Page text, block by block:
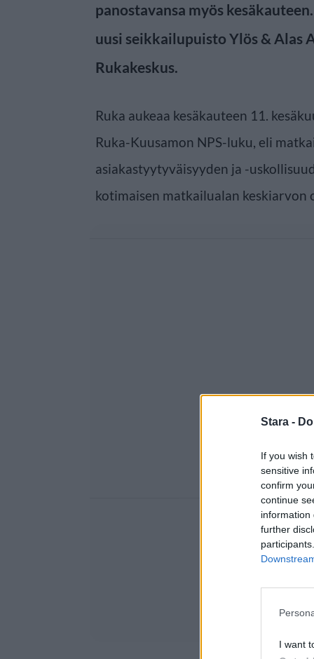
Stara -
If you wish
sensitive
confirm
continue
information
further
I want
panostavansa myös
uusi seikkailupuisto Ylös & Alas
Rukakeskus.
Ruka aukeaa kesäkauteen 11.
Ruka-Kuusamon NPS-luku, eli
asiakastyytyväisyyden ja -
kotimaisen matkailualan keskiarvon